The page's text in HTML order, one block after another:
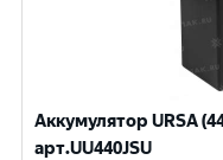
Аккумулятор URSA
арт.UU440JSU